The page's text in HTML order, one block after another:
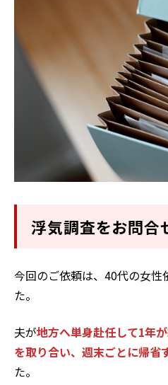
浮気調査をお問合
今回のご依頼は、40代の女性
た。
夫が地方へ単身赴任して1年
を取り合い、週末ごとに帰省
た。